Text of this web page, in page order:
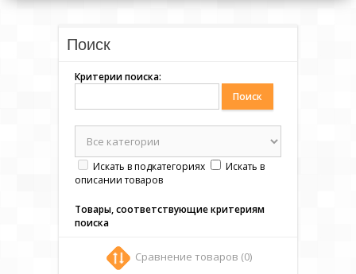
Поиск
Критерии поиска:
Искать в подкатегориях
Искать в
описании товаров
Товары, соответствующие критериям
поиска
Сравнение товаров (0)